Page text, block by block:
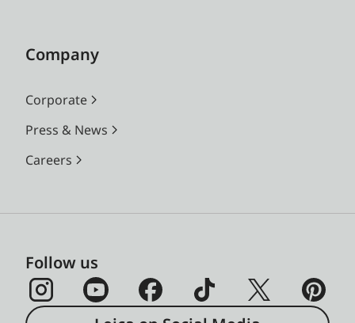
Company
Corporate
Press & News
Careers
Follow us